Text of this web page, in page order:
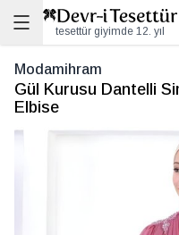
tesettür giyimde 12. yıl
Modamihram
Gül Kurusu Dantelli
Elbise